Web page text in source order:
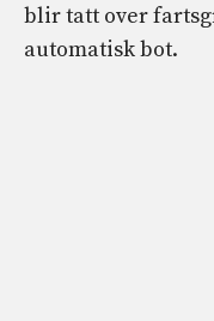
blir tatt over
automatisk bot.